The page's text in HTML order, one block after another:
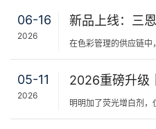
06-16
2026
05-11
2026